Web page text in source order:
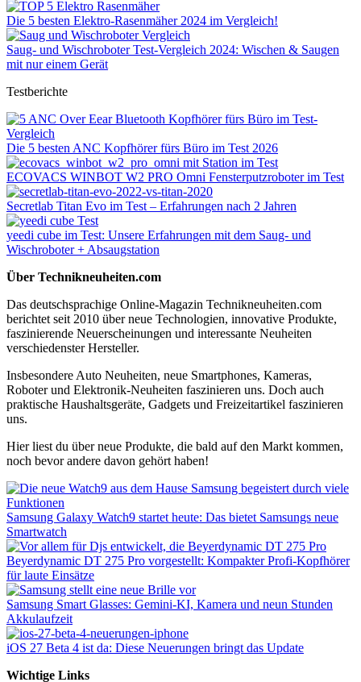
Die 5 besten Elektro-Rasenmäher 2024 im Vergleich!
Saug- und Wischroboter Test-Vergleich 2024: Wischen & Saugen
mit nur einem Gerät
Testberichte
Die 5 besten ANC Kopfhörer fürs Büro im Test 2026
ECOVACS WINBOT W2 PRO Omni Fensterputzroboter im Test
Secretlab Titan Evo im Test – Erfahrungen nach 2 Jahren
yeedi cube im Test: Unsere Erfahrungen mit dem Saug- und
Wischroboter + Absaugstation
Über Technikneuheiten.com
Das deutschsprachige Online-Magazin Technikneuheiten.com
berichtet seit 2010 über neue Technologien, innovative Produkte,
faszinierende Neuerscheinungen und interessante Neuheiten
verschiedenster Hersteller.
Insbesondere Auto Neuheiten, neue Smartphones, Kameras,
Roboter und Elektronik-Neuheiten faszinieren uns. Doch auch
praktische Haushaltsgeräte, Gadgets und Freizeitartikel faszinieren
uns.
Hier liest du über neue Produkte, die bald auf den Markt kommen,
noch bevor andere davon gehört haben!
Samsung Galaxy Watch9 startet heute: Das bietet Samsungs neue
Smartwatch
Beyerdynamic DT 275 Pro vorgestellt: Kompakter Profi-Kopfhörer
für laute Einsätze
Samsung Smart Glasses: Gemini-KI, Kamera und neun Stunden
Akkulaufzeit
iOS 27 Beta 4 ist da: Diese Neuerungen bringt das Update
Wichtige Links